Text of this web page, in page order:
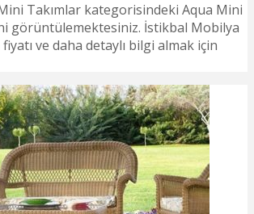
Takımlar kategorisindeki Aqua Mini
görüntülemektesiniz. İstikbal Mobilya
ve daha detaylı bilgi almak için